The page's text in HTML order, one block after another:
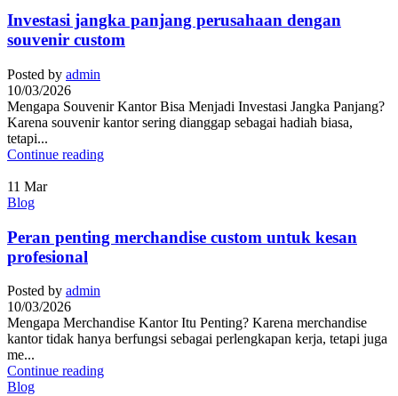
Investasi jangka panjang perusahaan dengan
souvenir custom
Posted by admin
10/03/2026
Mengapa Souvenir Kantor Bisa Menjadi Investasi Jangka Panjang?
Karena souvenir kantor sering dianggap sebagai hadiah biasa,
tetapi...
Continue reading
11 Mar
Blog
Peran penting merchandise custom untuk kesan
profesional
Posted by admin
10/03/2026
Mengapa Merchandise Kantor Itu Penting? Karena merchandise
kantor tidak hanya berfungsi sebagai perlengkapan kerja, tetapi juga
me...
Continue reading
Blog